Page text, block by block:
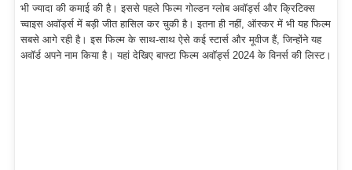
भी ज्यादा की कमाई की है। इससे पहले फिल्म गोल्डन ग्लोब अवॉर्ड्स और क्रिटिक्स
च्वाइस अवाॅर्ड्स में बड़ी जीत हासिल कर चुकी है। इतना ही नहीं, ऑस्कर में भी यह फिल्म
सबसे आगे रही है। इस फिल्म के साथ-साथ ऐसे कई स्टार्स और मूवीज हैं, जिन्होंने यह
अवॉर्ड अपने नाम किया है। यहां देखिए बाफ्टा फिल्म अवाॅर्ड्स 2024 के विनर्स की लिस्ट।